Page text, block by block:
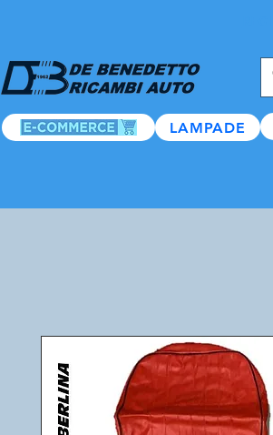
LAMPADE